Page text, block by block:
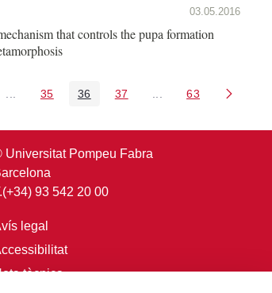
03.05.2016
that controls the pupa formation
Pàgines intermèdies Utilitzeu TAB per navegar.
Pàgina
35 Pàgina
36 Pàgina
37 Pàgines intermèdies
Pàgina
63
Universitat Pompeu Fabra
93 542 20 00
legal
tècnica